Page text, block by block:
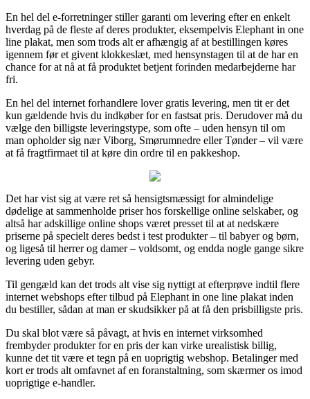
En hel del e-forretninger stiller garanti om levering efter en enkelt
hverdag på de fleste af deres produkter, eksempelvis Elephant in one
line plakat, men som trods alt er afhængig af at bestillingen køres
igennem før et givent klokkeslæt, med hensynstagen til at de har en
chance for at nå at få produktet betjent forinden medarbejderne har
fri.
En hel del internet forhandlere lover gratis levering, men tit er det
kun gældende hvis du indkøber for en fastsat pris. Derudover må du
vælge den billigste leveringstype, som ofte – uden hensyn til om
man opholder sig nær Viborg, Smørumnedre eller Tønder – vil være
at få fragtfirmaet til at køre din ordre til en pakkeshop.
Det har vist sig at være ret så hensigtsmæssigt for almindelige
dødelige at sammenholde priser hos forskellige online selskaber, og
altså har adskillige online shops været presset til at at nedskære
priserne på specielt deres bedst i test produkter – til babyer og børn,
og ligeså til herrer og damer – voldsomt, og endda nogle gange sikre
levering uden gebyr.
Til gengæld kan det trods alt vise sig nyttigt at efterprøve indtil flere
internet webshops efter tilbud på Elephant in one line plakat inden
du bestiller, sådan at man er skudsikker på at få den prisbilligste pris.
Du skal blot være så påvagt, at hvis en internet virksomhed
frembyder produkter for en pris der kan virke urealistisk billig,
kunne det tit være et tegn på en uoprigtig webshop. Betalinger med
kort er trods alt omfavnet af en foranstaltning, som skærmer os imod
uoprigtige e-handler.